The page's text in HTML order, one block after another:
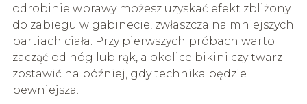
odrobinie wprawy możesz uzyskać efekt zbliżony
do zabiegu w gabinecie, zwłaszcza na mniejszych
partiach ciała. Przy pierwszych próbach warto
zacząć od nóg lub rąk, a okolice bikini czy twarz
zostawić na później, gdy technika będzie
pewniejsza.